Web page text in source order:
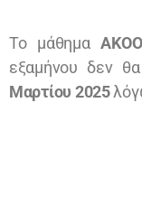
Το μάθημα
εξαμήνου δεν
Μαρτίου 2025